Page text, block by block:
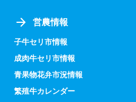
営農情報
子牛セリ市情報
成肉牛セリ市情報
青果物花弁市況情報
繁殖牛カレンダー